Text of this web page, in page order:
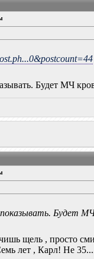
Будет МЧ
Будет
щель , просто
лет , Карл! Не